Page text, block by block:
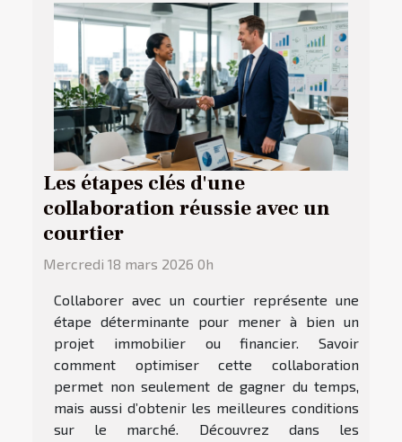
Les étapes clés d'une
collaboration réussie avec un
courtier
Mercredi 18 mars 2026 0h
Collaborer avec un courtier représente une
étape déterminante pour mener à bien un
projet immobilier ou financier. Savoir
comment optimiser cette collaboration
permet non seulement de gagner du temps,
mais aussi d’obtenir les meilleures conditions
sur le marché. Découvrez dans les